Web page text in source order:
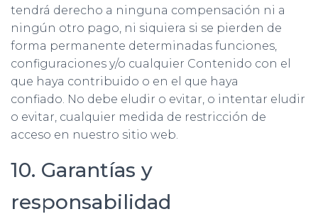
tendrá derecho a ninguna compensación ni a
ningún otro pago, ni siquiera si se pierden de
forma permanente determinadas funciones,
configuraciones y/o cualquier Contenido con el
que haya contribuido o en el que haya
confiado. No debe eludir o evitar, o intentar eludir
o evitar, cualquier medida de restricción de
acceso en nuestro sitio web.
10. Garantías y
responsabilidad